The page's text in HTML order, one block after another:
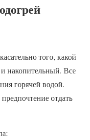
того, какой
накопительный. Все
горячей водой.
отдать